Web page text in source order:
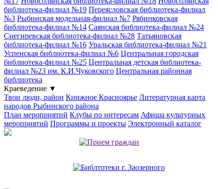
библиотека-филиал №19 Переясловская библиотека-филиал
№3 Рыбинская модельная-филиал №7 Рябинковская
библиотека-филиал №14 Саянская библиотека-филиал №24
Снегиревская библиотека-филиал №28 Татьяновская
библиотека-филиал №16 Уральская библиотека-филиал №21
Успенская библиотека-филиал №6 Центральная городская
библиотека-филиал №25 Центральная детская библиотека-
филиал №23 им. К.И.Чуковского Центральная районная
библиотека
Краеведение ▼
Твои люди, район Книжное Красноярье Литературная карта
народов Рыбинского района
План мероприятий Клубы по интересам Афиша культурных
мероприятий Программы и проекты Электронный каталог